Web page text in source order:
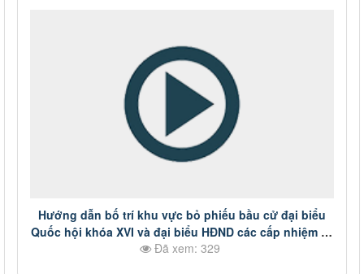
Hướng dẫn bố trí khu vực bỏ phiếu bầu cử đại biểu
Quốc hội khóa XVI và đại biểu HĐND các cấp nhiệm kỳ
2026-2031.
Đã xem: 329